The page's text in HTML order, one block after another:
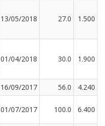
13/05/2018 27.0 1.500
01/04/2018 30.0 1.900
16/09/2017 56.0
4.240
01/07/2017 100.0 6.400